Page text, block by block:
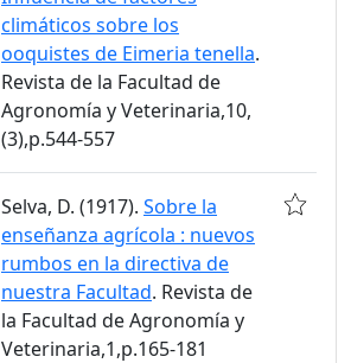
climáticos sobre los
ooquistes de Eimeria tenella.
Revista de la Facultad de
Agronomía y Veterinaria,10,
(3),p.544-557
Selva, D. (1917). Sobre la
enseñanza agrícola : nuevos
rumbos en la directiva de
nuestra Facultad. Revista de
la Facultad de Agronomía y
Veterinaria,1,p.165-181